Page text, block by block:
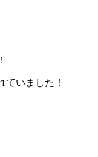
ていました！